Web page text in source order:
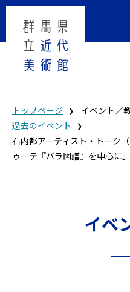
トップページ
イベント／
過去のイベント
石内都アーティスト・トーク
ゥーテ『バラ図譜』を中心に」
イベ